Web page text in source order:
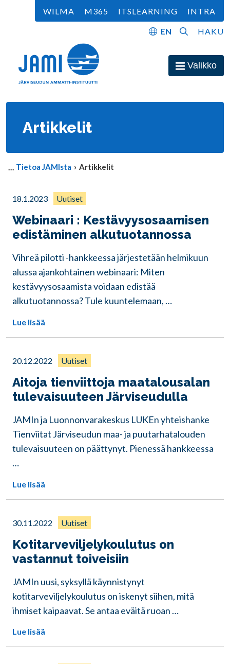
Siirry sisältöön
EN HAKU
WILMA M365 ITSLEARNING INTRA
AvaaValikko
Artikkelit
Tietoa JAMIsta Artikkelit
18.1.2023 Uutiset
Webinaari : Kestävyysosaamisen
edistäminen alkutuotannossa
Vihreä pilotti -hankkeessa järjestetään helmikuun
alussa ajankohtainen webinaari: Miten
kestävyysosaamista voidaan edistää
alkutuotannossa? Tule kuuntelemaan, …
Lue lisää
20.12.2022 Uutiset
Aitoja tienviittoja maatalousalan
tulevaisuuteen Järviseudulla
JAMIn ja Luonnonvarakeskus LUKEn yhteishanke
Tienviitat Järviseudun maa- ja puutarhatalouden
tulevaisuuteen on päättynyt. Pienessä hankkeessa
…
Lue lisää
30.11.2022 Uutiset
Kotitarveviljelykoulutus on
vastannut toiveisiin
JAMIn uusi, syksyllä käynnistynyt
kotitarveviljelykoulutus on iskenyt siihen, mitä
ihmiset kaipaavat. Se antaa eväitä ruoan …
Lue lisää